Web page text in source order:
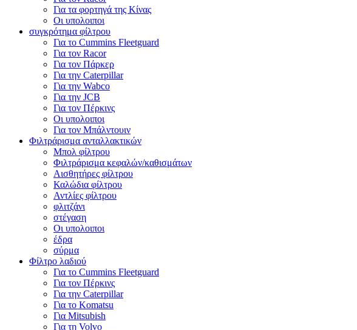
Για τα φορτηγά της Κίνας
Οι υπολοιποι
συγκρότημα φίλτρου
Για το Cummins Fleetguard
Για τον Racor
Για τον Πάρκερ
Για την Caterpillar
Για την Wabco
Για την JCB
Για τον Πέρκινς
Οι υπολοιποι
Για τον Μπάλντουιν
Φιλτράρισμα ανταλλακτικών
Μπολ φίλτρου
Φιλτράρισμα κεφαλών/καθισμάτων
Αισθητήρες φίλτρου
Καλώδια φίλτρου
Αντλίες φίλτρου
φλιτζάνι
στέγαση
Οι υπολοιποι
έδρα
σύρμα
Φίλτρο λαδιού
Για το Cummins Fleetguard
Για τον Πέρκινς
Για την Caterpillar
Για το Komatsu
Για Mitsubish
Για τη Volvo